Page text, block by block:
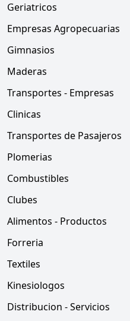
Geriatricos
Empresas Agropecuarias
Gimnasios
Maderas
Transportes - Empresas
Clinicas
Transportes de Pasajeros
Plomerias
Combustibles
Clubes
Alimentos - Productos
Forreria
Textiles
Kinesiologos
Distribucion - Servicios